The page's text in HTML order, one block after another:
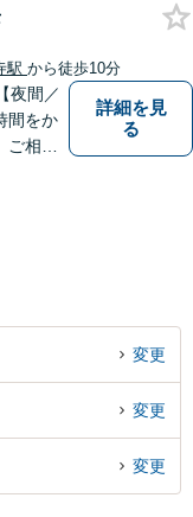
よろ
駅 から徒歩10分
夜間／
間をか
相談
詳細を見
る
変更
変更
変更